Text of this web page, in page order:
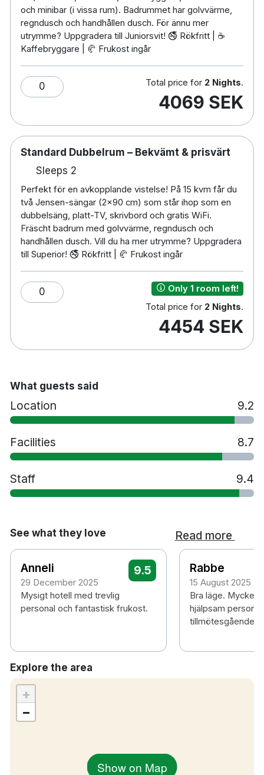
och minibar (i vissa rum). Badrummet har golvvärme,
regndusch och handhållen dusch. För ännu mer
utrymme? Uppgradera till Juniorsvit! 🚭 Rökfritt | ☕
Kaffebryggare | 🥐 Frukost ingår
0 Total price for 2 Nights.
4069 SEK
Standard Dubbelrum – Bekvämt & prisvärt
Sleeps 2
Perfekt för en avkopplande vistelse! På 15 kvm får du
två Jensen-sängar (2x90 cm) som står ihop som en
dubbelsäng, platt-TV, skrivbord och gratis WiFi.
Fräscht badrum med golvvärme, regndusch och
handhållen dusch. Vill du ha mer utrymme? Uppgradera
till Superior! 🚭 Rökfritt | 🥐 Frukost ingår
0
Only 1 room left!
Total price for 2 Nights.
4454 SEK
What guests said
Location 9.2
Facilities 8.7
Staff 9.4
See what they love Read more
Anneli
29 December 2025
9.5
Mysigt hotell med trevlig
personal och fantastisk frukost.
Rabbe
15 August 2025
Bra läge. Mycket
hjälpsam
tillmötesgående.
Explore the area
Show on Map
+
−